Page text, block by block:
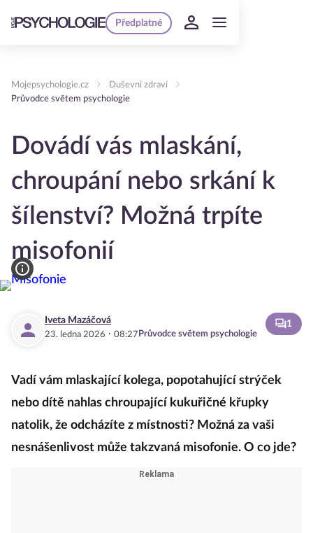
Předplatné
Mojepsychologie.cz
Duševní zdraví
Průvodce světem psychologie
Dovádí vás mlaskání,
chroupání nebo srkání k
šílenství? Možná trpíte
misofonií
Iveta Mazáčová
23. ledna 2026 · 08:27 Průvodce světem psychologie
1
Vadí vám mlaskající kolega, popotahující strýček
nebo dítě nahlas chroupající kukuřičné křupky
natolik, že odcházíte z místnosti? Možná za vaši
nesnášenlivost může takzvaná misofonie. O co jde?